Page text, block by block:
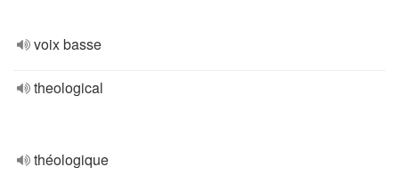
voix basse
theological
théologique